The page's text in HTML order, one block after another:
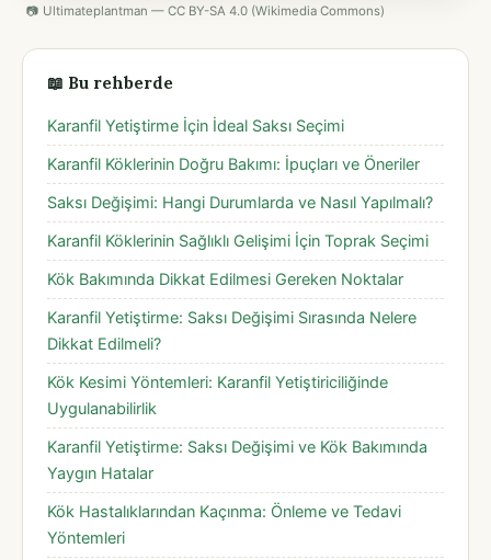
📷 Ultimateplantman — CC BY-SA 4.0 (Wikimedia Commons)
📖 Bu rehberde
Karanfil Yetiştirme İçin İdeal Saksı Seçimi
Karanfil Köklerinin Doğru Bakımı: İpuçları ve Öneriler
Saksı Değişimi: Hangi Durumlarda ve Nasıl Yapılmalı?
Karanfil Köklerinin Sağlıklı Gelişimi İçin Toprak Seçimi
Kök Bakımında Dikkat Edilmesi Gereken Noktalar
Karanfil Yetiştirme: Saksı Değişimi Sırasında Nelere
Dikkat Edilmeli?
Kök Kesimi Yöntemleri: Karanfil Yetiştiriciliğinde
Uygulanabilirlik
Karanfil Yetiştirme: Saksı Değişimi ve Kök Bakımında
Yaygın Hatalar
Kök Hastalıklarından Kaçınma: Önleme ve Tedavi
Yöntemleri